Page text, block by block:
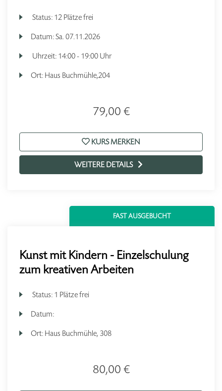
Status: 12 Plätze frei
Datum:Sa. 07.11.2026
Uhrzeit: 14:00 - 19:00 Uhr
Ort: Haus Buchmühle,204
79,00 €
KURS MERKEN
WEITERE DETAILS
FAST AUSGEBUCHT
Kunst mit Kindern - Einzelschulung
zum kreativen Arbeiten
Status: 1 Plätze frei
Datum:
Ort: Haus Buchmühle, 308
80,00 €